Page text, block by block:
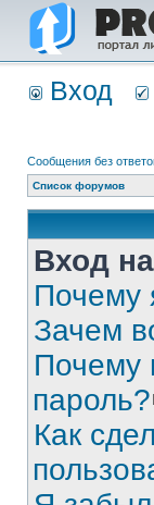
Вход
Сообщения без
Список форумов
Вход
Почему
Зачем
Почему
пароль?
Как